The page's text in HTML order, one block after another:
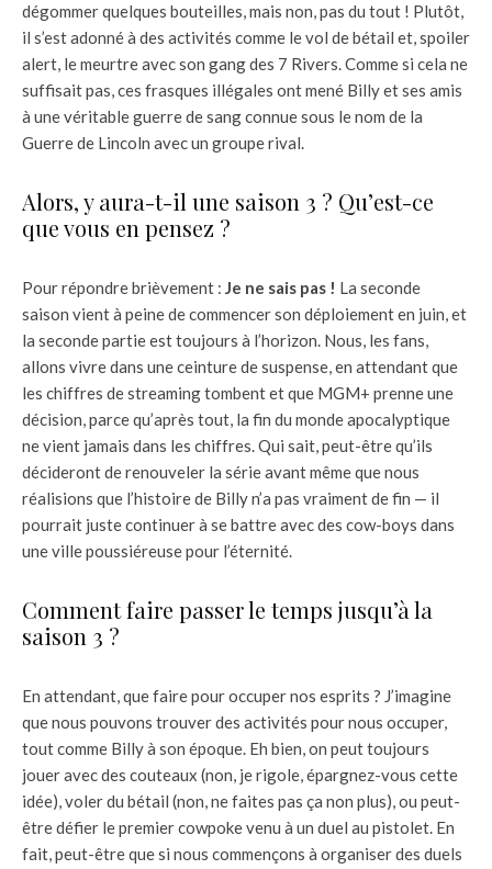
dégommer quelques bouteilles, mais non, pas du tout ! Plutôt,
il s’est adonné à des activités comme le vol de bétail et, spoiler
alert, le meurtre avec son gang des 7 Rivers. Comme si cela ne
suffisait pas, ces frasques illégales ont mené Billy et ses amis
à une véritable guerre de sang connue sous le nom de la
Guerre de Lincoln avec un groupe rival.
Alors, y aura-t-il une saison 3 ? Qu’est-ce
que vous en pensez ?
Pour répondre brièvement : Je ne sais pas ! La seconde
saison vient à peine de commencer son déploiement en juin, et
la seconde partie est toujours à l’horizon. Nous, les fans,
allons vivre dans une ceinture de suspense, en attendant que
les chiffres de streaming tombent et que MGM+ prenne une
décision, parce qu’après tout, la fin du monde apocalyptique
ne vient jamais dans les chiffres. Qui sait, peut-être qu’ils
décideront de renouveler la série avant même que nous
réalisions que l’histoire de Billy n’a pas vraiment de fin — il
pourrait juste continuer à se battre avec des cow-boys dans
une ville poussiéreuse pour l’éternité.
Comment faire passer le temps jusqu’à la
saison 3 ?
En attendant, que faire pour occuper nos esprits ? J’imagine
que nous pouvons trouver des activités pour nous occuper,
tout comme Billy à son époque. Eh bien, on peut toujours
jouer avec des couteaux (non, je rigole, épargnez-vous cette
idée), voler du bétail (non, ne faites pas ça non plus), ou peut-
être défier le premier cowpoke venu à un duel au pistolet. En
fait, peut-être que si nous commençons à organiser des duels